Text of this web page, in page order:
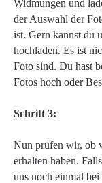
Widmungen und
der Auswahl der
ist. Gern kannst du
hochladen. Es ist
Foto sind. Du hast
Fotos hoch oder
Schritt 3:
Nun prüfen wir, ob
erhalten haben.
uns noch einmal